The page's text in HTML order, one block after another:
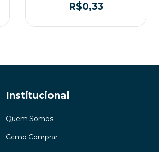
R$0,33
Institucional
Quem Somos
Como Comprar